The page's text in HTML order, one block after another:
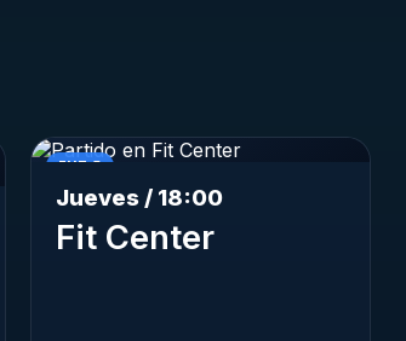
FUT 5
Jueves / 18:00
Fit Center